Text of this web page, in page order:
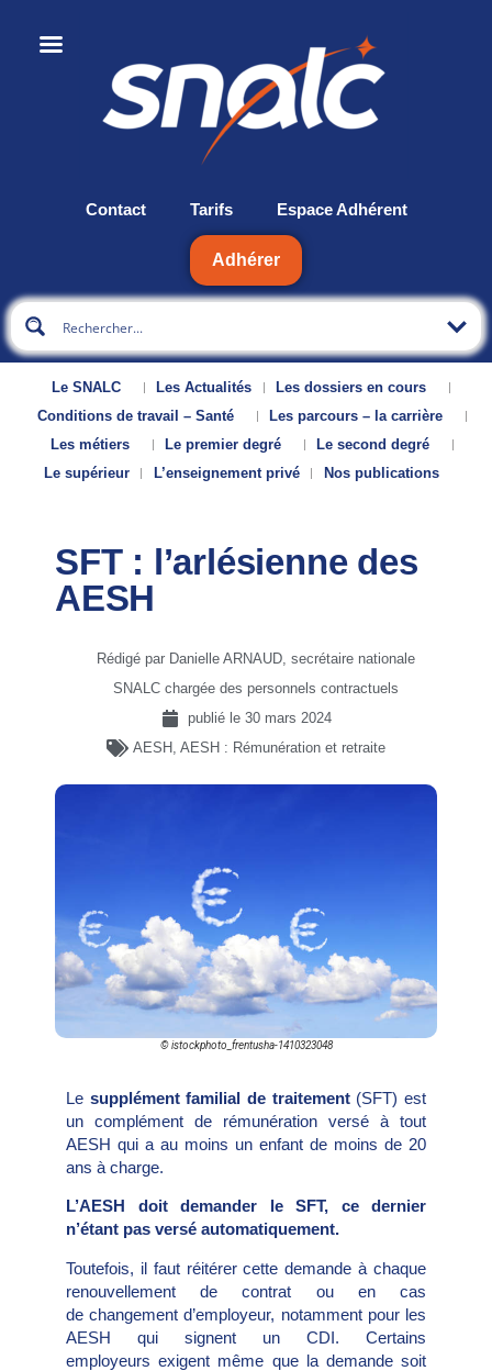
Contact Tarifs Espace Adhérent
Adhérer
Le SNALC Les Actualités
Les dossiers en cours
Conditions de travail – Santé
Les parcours – la carrière
Les métiers
Le premier degré
Le second degré
Le supérieur
L’enseignement privé Nos publications
SFT : l’arlésienne des
AESH
Rédigé par Danielle ARNAUD, secrétaire nationale
SNALC chargée des personnels contractuels
publié le 30 mars 2024
AESH , AESH : Rémunération et retraite
© istockphoto_frentusha-1410323048
Le supplément familial de traitement(SFT) est
un complément de rémunération versé à tout
AESH qui a au moins un enfant de moins de 20
ans à charge.
L’AESH doit demander le SFT, ce dernier
n’étant pas versé automatiquement.
Toutefois, il faut réitérer cette demande à chaque
renouvellement de contrat ou en cas
de changement d’employeur, notamment pour les
AESH qui signent un CDI. Certains
employeurs exigent même que la demande soit